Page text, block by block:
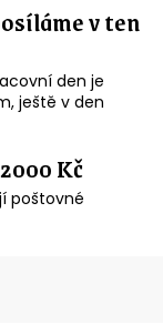
v ten
den je
ještě v den
Kč
poštovné